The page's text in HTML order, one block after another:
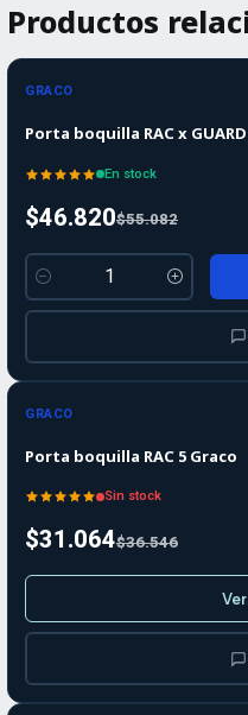
Productos
-15%
-15%OFF
GRACO
Porta boquilla RAC x
En stock
$46.820$55.082
Cantidad
-15%OFF
GRACO
Porta boquilla RAC 5 Graco
Sin stock
$31.064$36.546